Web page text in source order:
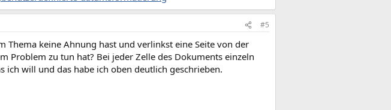
#5
Thema keine Ahnung hast und verlinkst eine Seite von der
Problem zu tun hat? Bei jeder Zelle des Dokuments einzeln
will und das habe ich oben deutlich geschrieben.